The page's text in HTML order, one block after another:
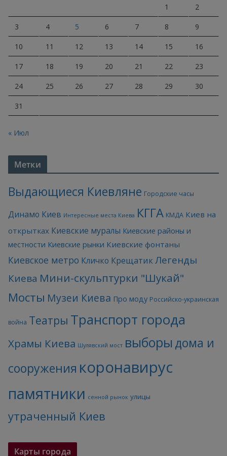
1 2
3 4 5 6 7 8 9
10 11 12 13 14 15 16
17 18 19 20 21 22 23
24 25 26 27 28 29 30
31
« Июл
Метки
Выдающиеся Киевляне Городские часы
Динамо Киев Интересные места Киева КГГА КМДА Киев на
открытках Киевские муралы Киевские районы и
местности Киевские рынки Киевские фонтаны
Киевское метро Кличко КрещатикЛегенды
Киева Мини-скульптурки "Шукай"
Мосты Музеи Киева Про моду Российско-украинская
война Театры Транспорт города
Храмы Киева Шулявский мост выборы дома и
сооружения коронавирус
памятники сенной рынок улицы
утраченный Киев
Карты города